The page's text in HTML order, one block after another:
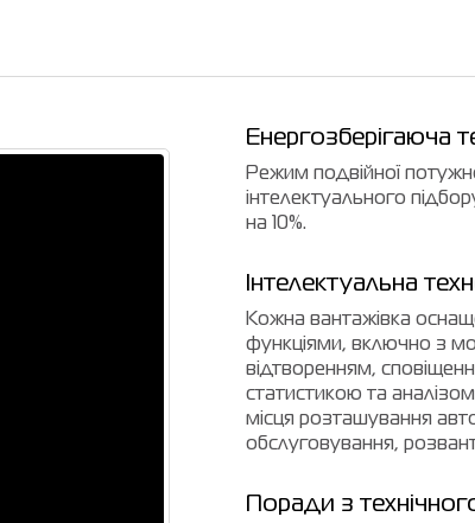
Енергозберігаюча
Режим подвійної
інтелектуального
на 10%.
Інтелектуальна
Кожна вантажівка
функціями, включно з
відтворенням,
статистикою та
місця розташування
обслуговування,
Поради з